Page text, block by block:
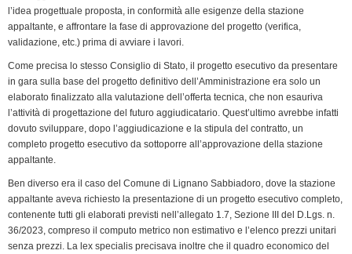
l’idea progettuale proposta, in conformità alle esigenze della stazione
appaltante, e affrontare la fase di approvazione del progetto (verifica,
validazione, etc.) prima di avviare i lavori.
Come precisa lo stesso Consiglio di Stato, il progetto esecutivo da presentare
in gara sulla base del progetto definitivo dell’Amministrazione era solo un
elaborato finalizzato alla valutazione dell’offerta tecnica, che non esauriva
l’attività di progettazione del futuro aggiudicatario. Quest’ultimo avrebbe infatti
dovuto sviluppare, dopo l’aggiudicazione e la stipula del contratto, un
completo progetto esecutivo da sottoporre all’approvazione della stazione
appaltante.
Ben diverso era il caso del Comune di Lignano Sabbiadoro, dove la stazione
appaltante aveva richiesto la presentazione di un progetto esecutivo completo,
contenente tutti gli elaborati previsti nell’allegato 1.7, Sezione III del D.Lgs. n.
36/2023, compreso il computo metrico non estimativo e l’elenco prezzi unitari
senza prezzi. La lex specialis precisava inoltre che il quadro economico del